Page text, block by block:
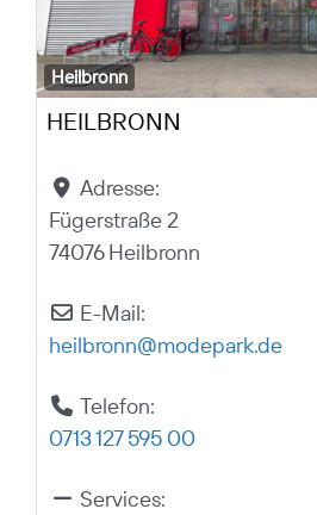
Heilbronn
HEILBRONN
Adresse:
Fügerstraße 2
74076 Heilbronn
E-Mail:
heilbronn@modepark.de
Telefon:
0713 127 595 00
Services: